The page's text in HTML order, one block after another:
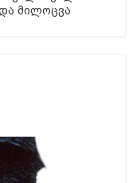
მილოცვა